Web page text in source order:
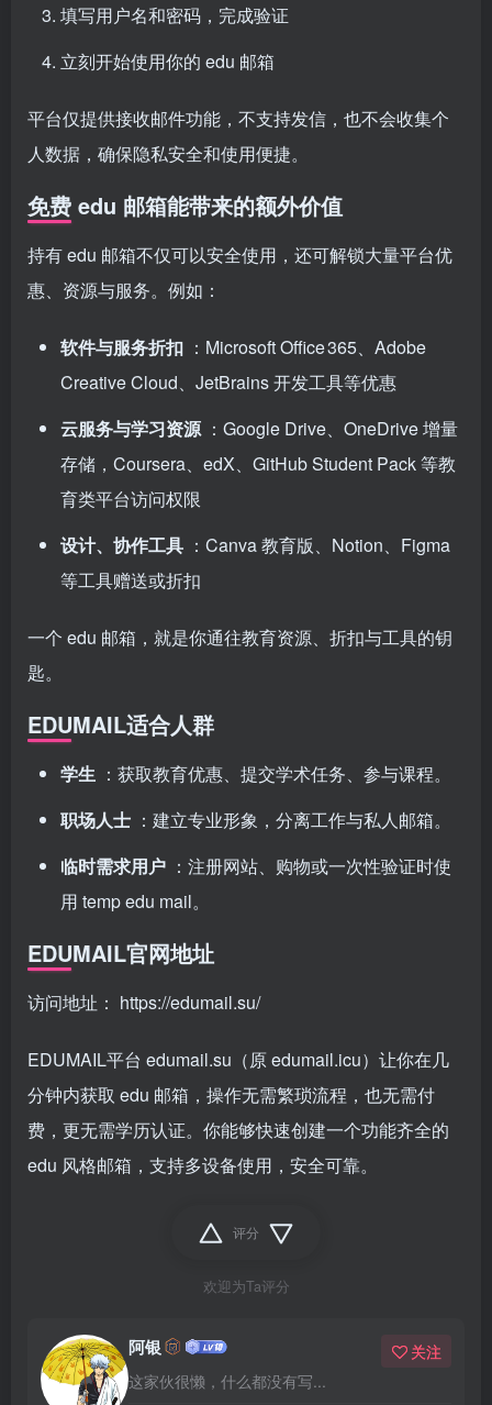
填写用户名和密码，完成验证
立刻开始使用你的 edu 邮箱
平台仅提供接收邮件功能，不支持发信，也不会收集个
人数据，确保隐私安全和使用便捷。
免费 edu 邮箱能带来的额外价值
持有 edu 邮箱不仅可以安全使用，还可解锁大量平台优
惠、资源与服务。例如：
软件与服务折扣 ：Microsoft Office 365、Adobe
Creative Cloud、JetBrains 开发工具等优惠
云服务与学习资源 ：Google Drive、OneDrive 增量
存储，Coursera、edX、GitHub Student Pack 等教
育类平台访问权限
设计、协作工具 ：Canva 教育版、Notion、Figma
等工具赠送或折扣
一个 edu 邮箱，就是你通往教育资源、折扣与工具的钥
匙。
EDUMAIL适合人群
学生 ：获取教育优惠、提交学术任务、参与课程。
职场人士 ：建立专业形象，分离工作与私人邮箱。
临时需求用户 ：注册网站、购物或一次性验证时使
用 temp edu mail。
EDUMAIL官网地址
访问地址： https://edumail.su/
EDUMAIL平台 edumail.su（原 edumail.icu）让你在几
分钟内获取 edu 邮箱，操作无需繁琐流程，也无需付
费，更无需学历认证。你能够快速创建一个功能齐全的
edu 风格邮箱，支持多设备使用，安全可靠。
评分
欢迎为Ta评分
阿银
这家伙很懒，什么都没有写...
关注